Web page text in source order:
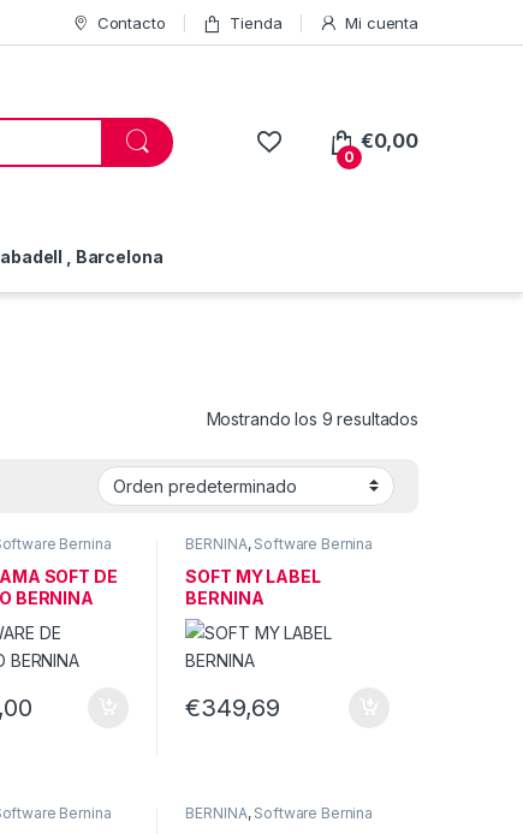
Contacto Tienda Mi cuenta
0
€0,00
, Barcelona
Mostrando los 9 resultados
Bernina
SOFT DE
BERNINA
BERNINA, Software Bernina
SOFT MY LABEL
BERNINA
€349,69
Bernina BERNINA, Software Bernina